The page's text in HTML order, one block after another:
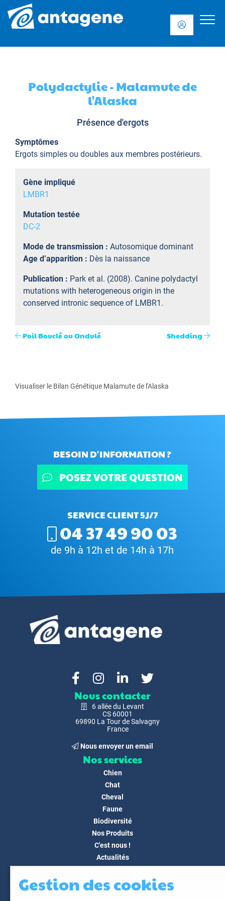
Polydactylie - Malamute de
l'Alaska
Présence d'ergots
Symptômes
Ergots simples ou doubles aux membres postérieurs.
Gène impliqué
LMBR1
Mutation testée
DC-2
Mode de transmission : Autosomique dominant
Age d’apparition : Dès la naissance
Publication : Park et al. (2008). Canine polydactyl
mutations with heterogeneous origin in the
conserved intronic sequence of LMBR1.
Poil Bouclé ou Ondulé Shedding
Visualiser le Bilan Génétique Malamute de l'Alaska
BESOIN D'INFORMATION ?
POSEZ VOTRE QUESTION
SERVICE CLIENT 5J/7
04 37 49 90 03
de 9h à 12h et de 14h à 17h
Nous contacter
6 allée du Levant
CS 60001
69890 La Tour de Salvagny
France
Nous envoyer un email
Nos services
Chien
Chat
Cheval
Faune
Biodiversité
Nos Produits
C'est nous !
Actualités
FAQ
Gestion des cookies